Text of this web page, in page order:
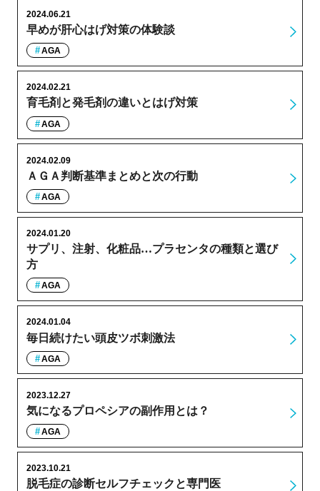
早めが肝心はげ対策の体験談
2024.06.21
AGA
育毛剤と発毛剤の違いとはげ対策
2024.02.21
AGA
ＡＧＡ判断基準まとめと次の行動
2024.02.09
AGA
サプリ、注射、化粧品…プラセンタの種類と選び
方
2024.01.20
AGA
毎日続けたい頭皮ツボ刺激法
2024.01.04
AGA
気になるプロペシアの副作用とは？
2023.12.27
AGA
脱毛症の診断セルフチェックと専門医
2023.10.21